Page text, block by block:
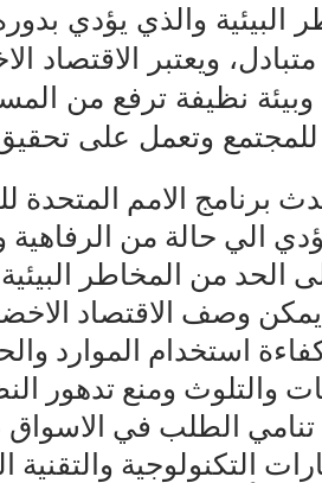
البيئية والذي يؤدي
ويعتبر الاقتصاد
نظيفة ترفع من
وتعمل على تحقيق
برنامج الامم المتحدة
الي حالة من
الحد من المخاطر
وصف الاقتصاد الاخضر
استخدام الموارد
والتلوث ومنع تدهور
تنامي الطلب في
التكنولوجية والتقنية